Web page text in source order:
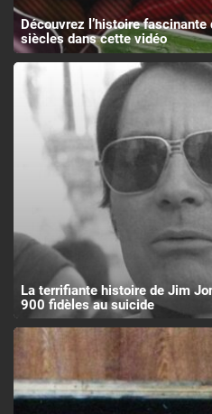
Découvrez l’histoire
siècles dans cette vidéo
La terrifiante histoire de Jim
900 fidèles au suicide